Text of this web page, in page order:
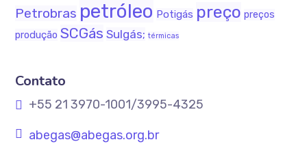
Petrobras petróleo Potigás preço preços
produção SCGás Sulgás; térmicas
Contato
+55 21 3970-1001/3995-4325
abegas@abegas.org.br